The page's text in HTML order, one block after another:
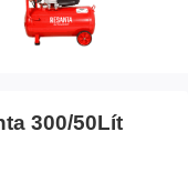
300/50Lít